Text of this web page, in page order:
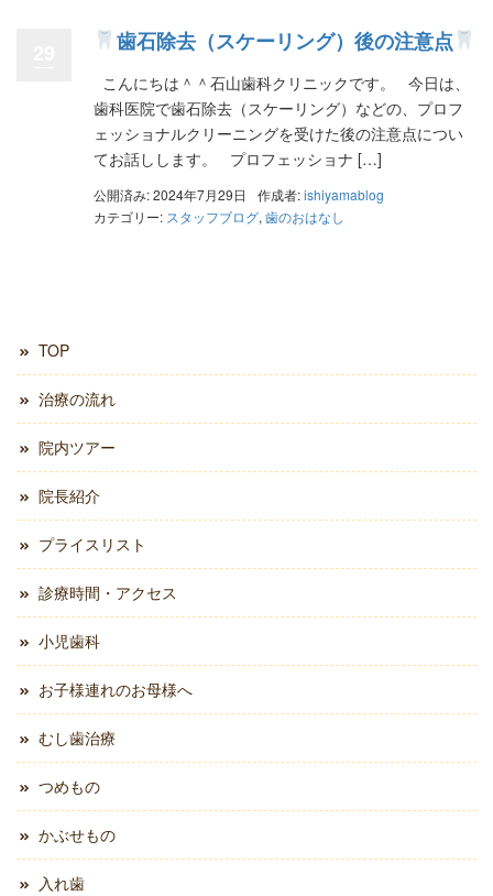
歯石除去（スケーリング）後の注意点
こんにちは＾＾石山歯科クリニックです。 今日は、
歯科医院で歯石除去（スケーリング）などの、プロフ
ェッショナルクリーニングを受けた後の注意点につい
てお話しします。 プロフェッショナ […]
公開済み: 2024年7月29日 作成者:ishiyamablog
カテゴリー: スタッフブログ, 歯のおはなし
TOP
治療の流れ
院内ツアー
院長紹介
プライスリスト
診療時間・アクセス
小児歯科
お子様連れのお母様へ
むし歯治療
つめもの
かぶせもの
入れ歯